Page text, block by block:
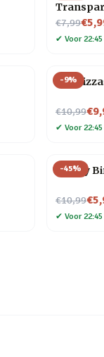
€7,99
Nu voor
✔ Voor
-9%
Kat
€10,99
Nu voor
✔ Voor
-45%
Happy
€10,99
Nu voor
✔ Voor